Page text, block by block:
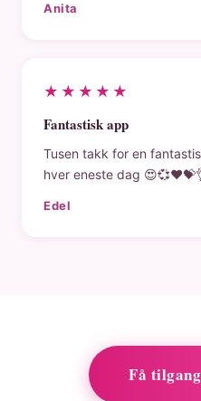
Anita
★★★★★
Fantastisk app
Tusen takk for en
hver eneste dag
Edel
Få